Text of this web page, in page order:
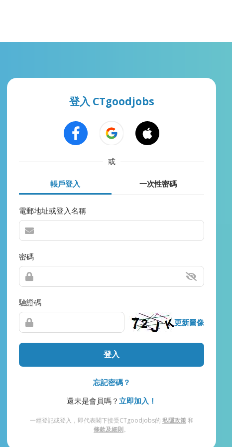
登入 CTgoodjobs
或
帳戶登入 一次性密碼
電郵地址或登入名稱
密碼
驗證碼
更新圖像
登入
忘記密碼？
還未是會員嗎？ 立即加入！
一經登記或登入，即代表閣下接受CTgoodjobs的 私隱政策和
條款及細則。